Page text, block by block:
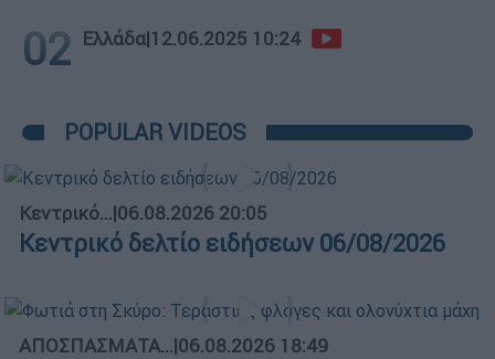
02 Ελλάδα|12.06.2025 10:24
POPULAR VIDEOS
Κεντρικό...|06.08.2026 20:05
Κεντρικό δελτίο ειδήσεων 06/08/2026
ΑΠΟΣΠΑΣΜΑΤΑ...|06.08.2026 18:49